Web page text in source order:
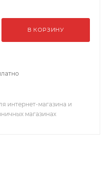
В КОРЗИНУ
интернет-магазина и
магазинах